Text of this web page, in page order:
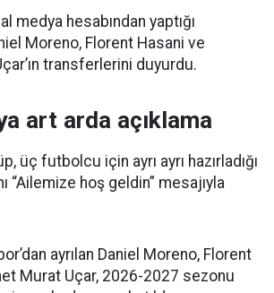
medya hesabından yaptığı
Moreno, Florent Hasani ve
transferlerini duyurdu.
art arda açıklama
üç futbolcu için ayrı ayrı hazırladığı
“Ailemize hoş geldin” mesajıyla
ayrılan Daniel Moreno, Florent
Murat Uçar, 2026-2027 sezonu